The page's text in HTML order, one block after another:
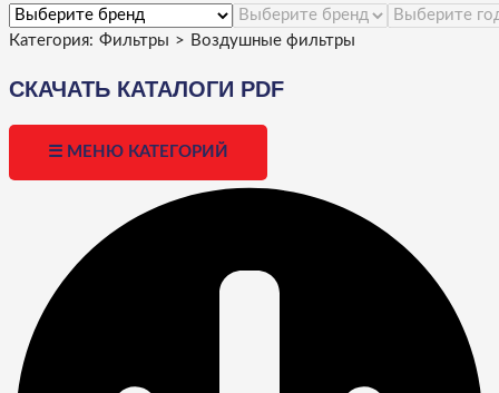
Категория: Фильтры > Воздушные фильтры
СКАЧАТЬ КАТАЛОГИ PDF
☰ МЕНЮ КАТЕГОРИЙ